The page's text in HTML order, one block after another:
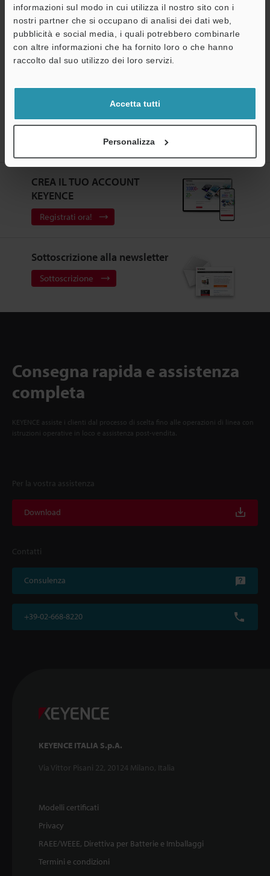
informazioni sul modo in cui utilizza il nostro sito con i
nostri partner che si occupano di analisi dei dati web,
pubblicità e social media, i quali potrebbero combinarle
con altre informazioni che ha fornito loro o che hanno
raccolto dal suo utilizzo dei loro servizi.
Accetta tutti
Personalizza
PDF:490.2KB/Italiano
Download
Download
CREA IL TUO ACCOUNT
KEYENCE
Registrati ora!
Sottoscrizione alla newsletter
Sottoscrizione
Consegna rapida e assistenza
completa
KEYENCE assiste i clienti dal processo di scelta fino alle operazioni di linea con
istruzioni operative in loco e assistenza post-vendita.
Per la vostra assistenza
Download
Contatti
Consulenza
+39-02-668-8220
KEYENCE ITALIA S.p.A.
Via Vittor Pisani 22, 20124 Milano, Italia
Modelli certificati
Privacy
RAEE/WEEE, Direttiva per Batterie e Imballaggi
Termini e condizioni